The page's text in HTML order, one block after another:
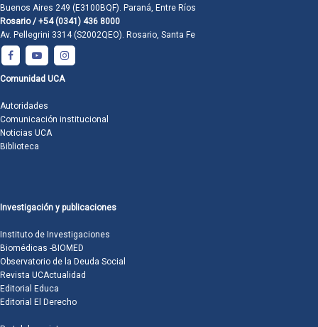
Buenos Aires 249 (E3100BQF). Paraná, Entre Ríos
Rosario / +54 (0341) 436 8000
Av. Pellegrini 3314 (S2002QEO). Rosario, Santa Fe
Comunidad UCA
Autoridades
Comunicación institucional
Noticias UCA
Biblioteca
Investigación y publicaciones
Instituto de Investigaciones
Biomédicas -BIOMED
Observatorio de la Deuda Social
Revista UCActualidad
Editorial Educa
Editorial El Derecho